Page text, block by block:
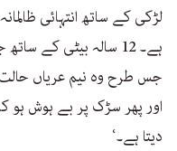
لڑکی کے ساتھ انتہائی
ہے۔ 12 سالہ بیٹی
جس طرح وہ نیم عریاں
اور پھر سڑک پر بے ہوش ہو
دیتا ہے۔‘